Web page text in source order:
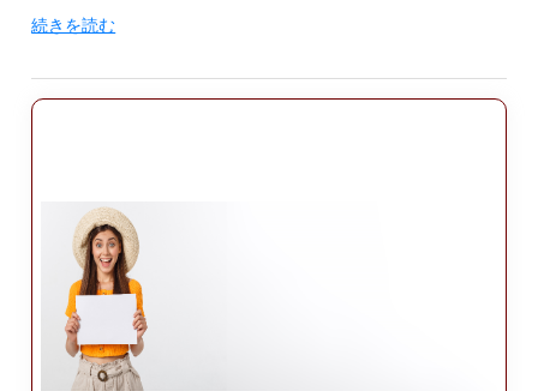
カズダー国立公園: イダ山、カズダー国立公園とし
とで有名な美しい自然地域です。 ハイキングコー
スや美しい風景。アウトドアに最適なスポットで
アイワルク: エーゲ海に面した魅力的な海岸沿いの
町、アイワルク 絵のように美しい通り、歴史的な
家々、そして美しい街並みで知られています。 ビ
ーチ。旧市街の狭い通りを散策し、歴史的な建物
を訪れます。 クンダ島に行ったら、地元料理、特
にシーフードをお楽しみください。
続きを読む